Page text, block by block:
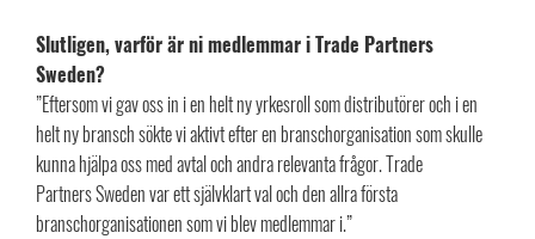
Slutligen, varför är ni medlemmar i Trade Partners
Sweden?
”Eftersom vi gav oss in i en helt ny yrkesroll som distributörer och i en
helt ny bransch sökte vi aktivt efter en branschorganisation som skulle
kunna hjälpa oss med avtal och andra relevanta frågor. Trade
Partners Sweden var ett självklart val och den allra första
branschorganisationen som vi blev medlemmar i.”